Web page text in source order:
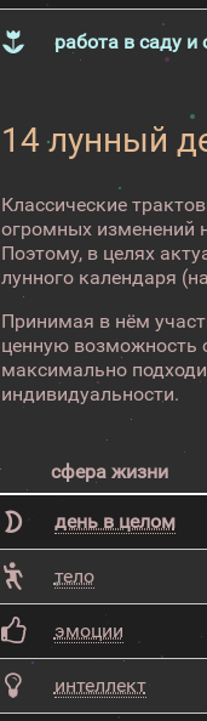
работа в саду и
14 лунный
Классические
огромных изменений
Поэтому, в целях
лунного календаря
Принимая в нём
ценную возможность
максимально
индивидуальности.
сфера жизни
день в целом
тело
эмоции
интеллект